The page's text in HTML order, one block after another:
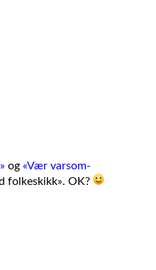
og «Vær varsom-
folkeskikk». OK?